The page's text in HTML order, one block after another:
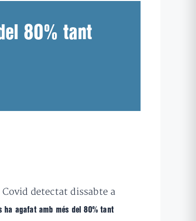
80% tant
detectat dissabte a
ha agafat amb més del 80% tant